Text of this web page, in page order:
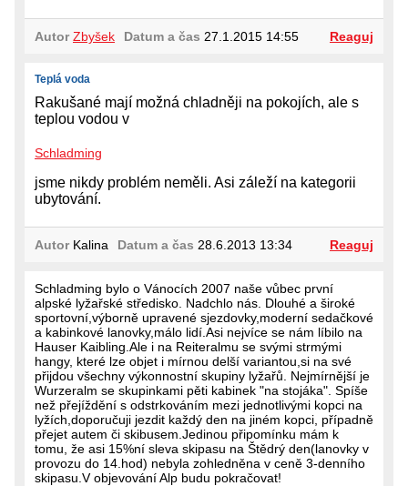
Autor Zbyšek Datum a čas 27.1.2015 14:55 Reaguj
Teplá voda
Rakušané mají možná chladněji na pokojích, ale s
teplou vodou v
Schladming
jsme nikdy problém neměli. Asi záleží na kategorii
ubytování.
AutorKalina Datum a čas 28.6.2013 13:34 Reaguj
Schladming bylo o Vánocích 2007 naše vůbec první
alpské lyžařské středisko. Nadchlo nás. Dlouhé a široké
sportovní,výborně upravené sjezdovky,moderní sedačkové
a kabinkové lanovky,málo lidí.Asi nejvíce se nám líbilo na
Hauser Kaibling.Ale i na Reiteralmu se svými strmými
hangy, které lze objet i mírnou delší variantou,si na své
přijdou všechny výkonnostní skupiny lyžařů. Nejmírnější je
Wurzeralm se skupinkami pěti kabinek "na stojáka". Spíše
než přejíždění s odstrkováním mezi jednotlivými kopci na
lyžích,doporučuji jezdit každý den na jiném kopci, případně
přejet autem či skibusem.Jedinou připomínku mám k
tomu, že asi 15%ní sleva skipasu na Štědrý den(lanovky v
provozu do 14.hod) nebyla zohledněna v ceně 3-denního
skipasu.V objevování Alp budu pokračovat!